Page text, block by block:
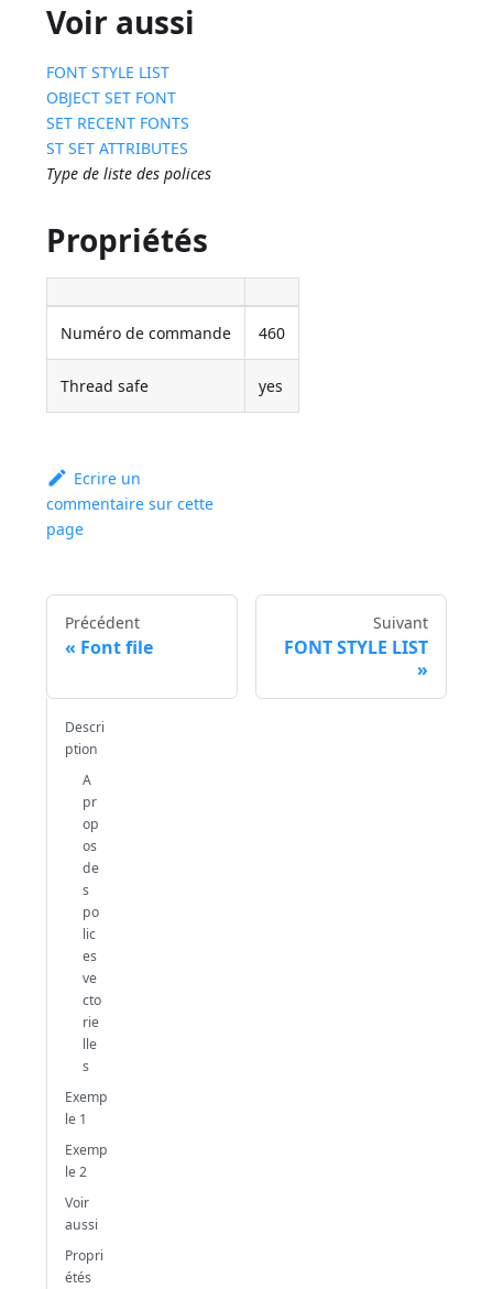
Voir aussi
FONT STYLE LIST
OBJECT SET FONT
SET RECENT FONTS
ST SET ATTRIBUTES
Type de liste des polices
Propriétés
Numéro de commande 460
Thread safe yes
Ecrire un
commentaire sur cette
page
Précédent
Font file
Suivant
FONT STYLE LIST
Descri
ption
A
pr
op
os
de
s
po
lic
es
ve
cto
rie
lle
s
Exemp
le 1
Exemp
le 2
Voir
aussi
Propri
étés